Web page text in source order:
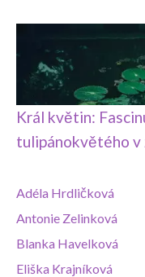
Král květin:
tulipánokvětého v
Adéla Hrdličková
Antonie Zelinková
Blanka Havelková
Eliška Krajníková